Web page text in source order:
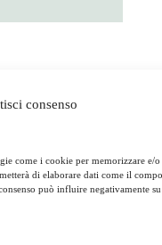
consenso
come i cookie per memorizzare e/
di elaborare dati come il
può influire negativamente
Pranzo